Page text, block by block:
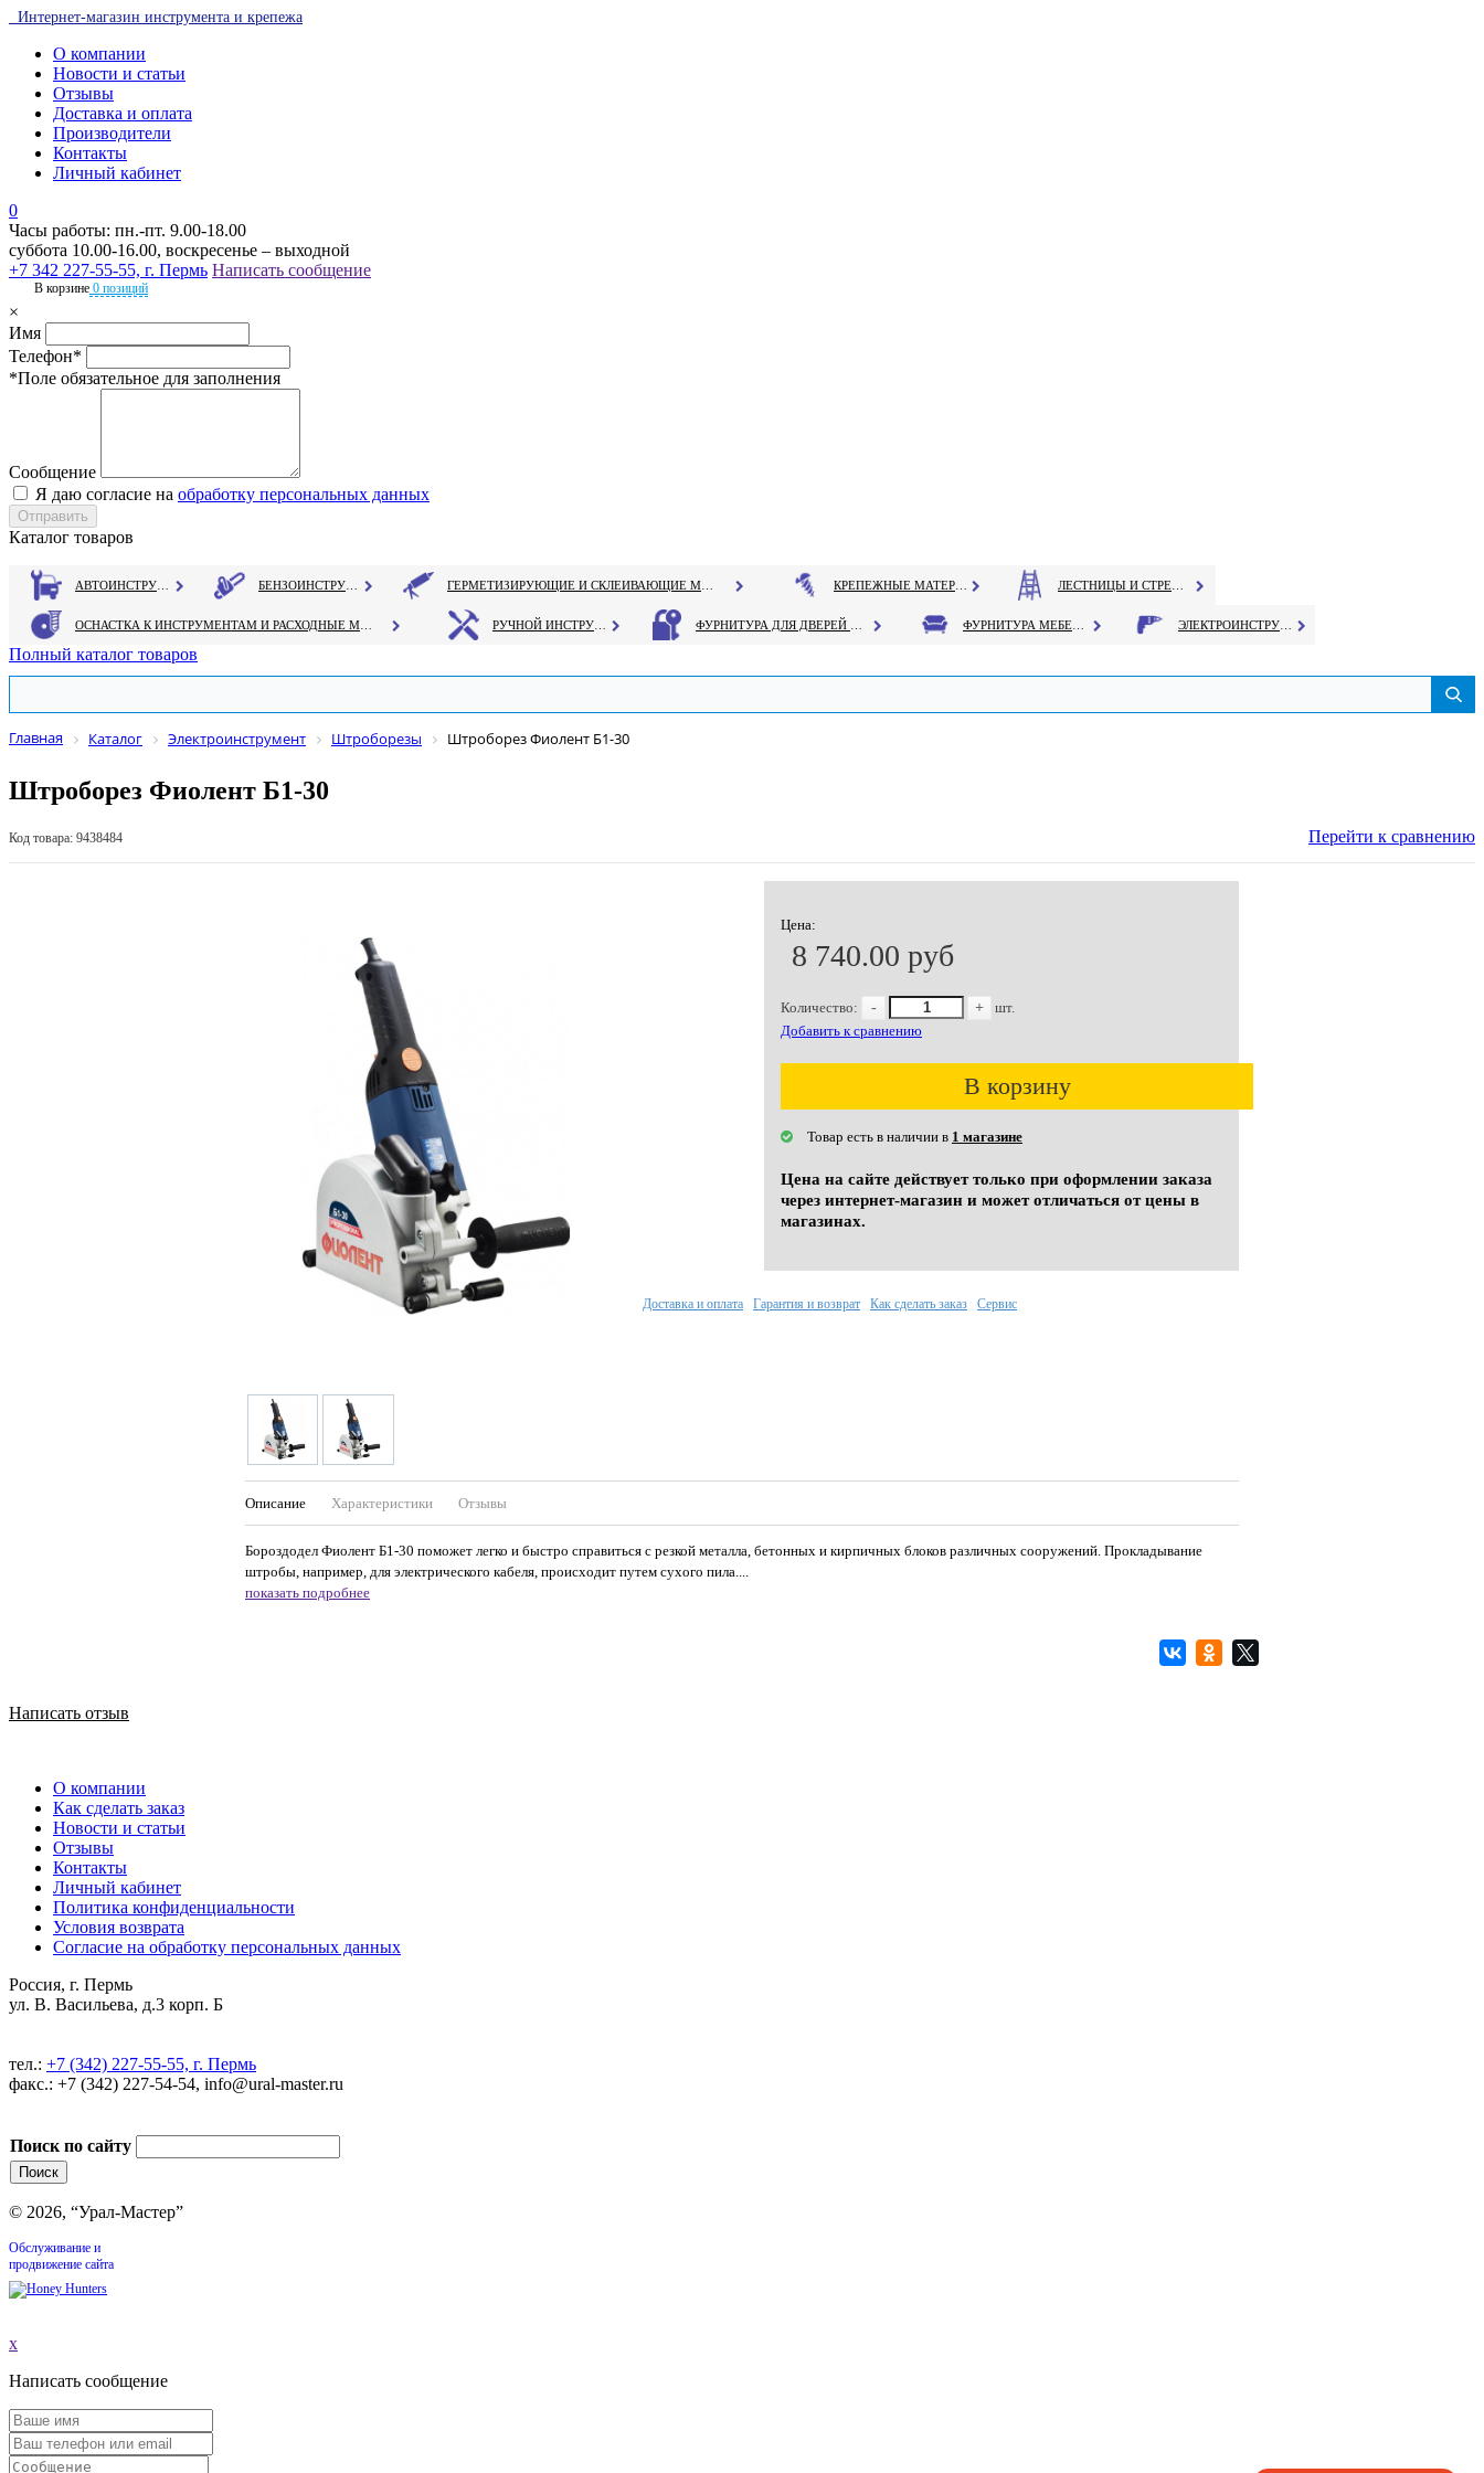
Интернет-магазин инструмента и крепежа
О компании
Новости и статьи
Отзывы
Доставка и оплата
Производители
Контакты
Личный кабинет
0
Часы работы: пн.-пт. 9.00-18.00
суббота 10.00-16.00, воскресенье – выходной
+7 342 227-55-55, г. Пермь Написать сообщение
В корзине 0 позиций
×
Имя
Телефон*
*Поле обязательное для заполнения
Сообщение
Я даю согласие на обработку персональных данных
Каталог товаров
Полный каталог товаров
Главная Каталог Электроинструмент Штроборезы Штроборез Фиолент Б1-30
Штроборез Фиолент Б1-30
Код товара: 9438484 Перейти к сравнению
Цена:
8 740.00 руб
Количество: - +
шт.
Добавить к сравнению
В корзину
Товар есть в наличии в 1 магазине
Цена на сайте действует только при оформлении заказа
через интернет-магазин и может отличаться от цены в
магазинах.
Описание Характеристики Отзывы
Бороздодел Фиолент Б1-30 поможет легко и быстро справиться с резкой металла, бетонных и кирпичных блоков различных сооружений. Прокладывание
штробы, например, для электрического кабеля, происходит путем сухого пила....
показать подробнее
Доставка и оплата Гарантия и возврат Как сделать заказ Сервис
Написать отзыв
О компании
Как сделать заказ
Новости и статьи
Отзывы
Контакты
Личный кабинет
Политика конфиденциальности
Условия возврата
Согласие на обработку персональных данных
Россия, г. Пермь
ул. В. Васильева, д.3 корп. Б
тел.: +7 (342) 227-55-55, г. Пермь
факс.: +7 (342) 227-54-54, info@ural-master.ru
Поиск по сайту
© 2026, “Урал-Мастер”
Обслуживание и
продвижение сайта
x
Написать сообщение